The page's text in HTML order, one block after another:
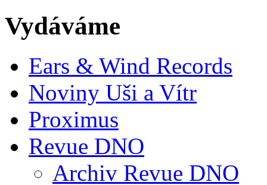
Vydáváme
Ears & Wind Records
Noviny Uši a Vítr
Proximus
Revue DNO
Archiv Revue DNO